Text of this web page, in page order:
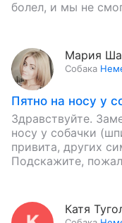
болел, и мы не
Мария
Собака
Пятно на носу у
Здравствуйте.
носу у собачки
привита, других
Подскажите,
Катя